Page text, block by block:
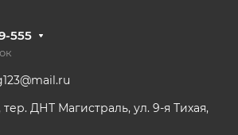
555
тер. ДНТ Магистраль, ул. 9-я Тихая,